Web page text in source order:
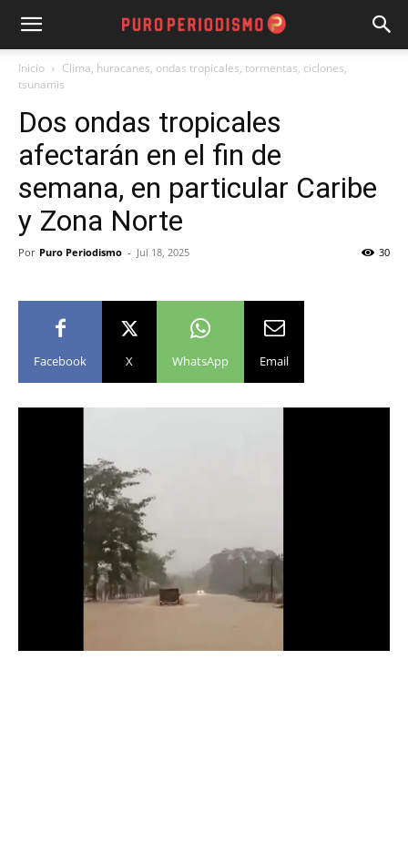
Inicio
Clima, huracanes, ondas tropicales, tormentas, ciclones,
tsunamis
Dos ondas tropicales
afectarán en el fin de
semana, en particular Caribe
y Zona Norte
Por Puro Periodismo - Jul 18, 2025 30
Facebook X WhatsApp Email